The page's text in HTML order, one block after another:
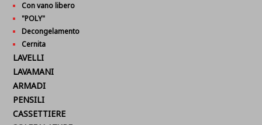
Con vano libero
"POLY"
Decongelamento
Cernita
LAVELLI
LAVAMANI
ARMADI
PENSILI
CASSETTIERE